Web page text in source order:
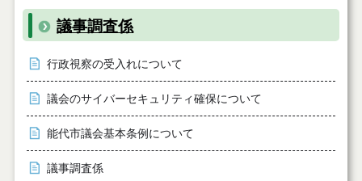
議事調査係
行政視察の受入れについて
議会のサイバーセキュリティ確保について
能代市議会基本条例について
議事調査係